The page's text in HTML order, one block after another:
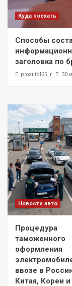
Куда поехать
Способы
заголовка по
proauto125_r 30
Новости авто
Процедура
таможенного
оформления
ввозе в
Китая, Кореи и